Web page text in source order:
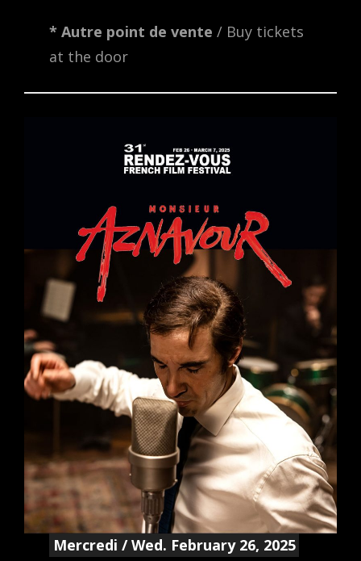
* Autre point de vente / Buy tickets
at the door
Mercredi / Wed. February 26, 2025